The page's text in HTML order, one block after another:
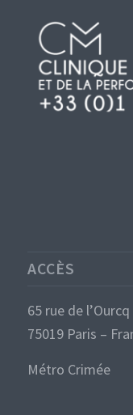
ACCÈS
65 rue de l’Ourcq
75019 Paris –
Métro Crimée